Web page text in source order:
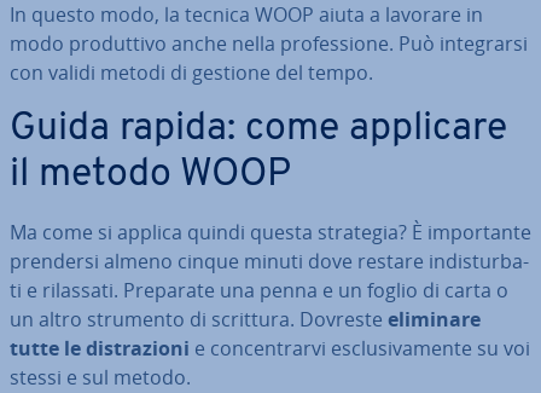
In questo modo, la tecnica WOOP aiuta a lavorare in
modo pro­dut­ti­vo anche nella pro­fes­sio­ne. Può in­te­grar­si
con validi metodi di gestione del tempo.
Guida rapida: come applicare
il metodo WOOP
Ma come si applica quindi questa strategia? È im­por­tan­te
prendersi almeno cinque minuti dove restare in­di­stur­ba­
ti e rilassati. Preparate una penna e un foglio di carta o
un altro strumento di scrittura. Dovreste eliminare
tutte le di­stra­zio­ni e con­cen­trar­vi esclu­si­va­men­te su voi
stessi e sul metodo.